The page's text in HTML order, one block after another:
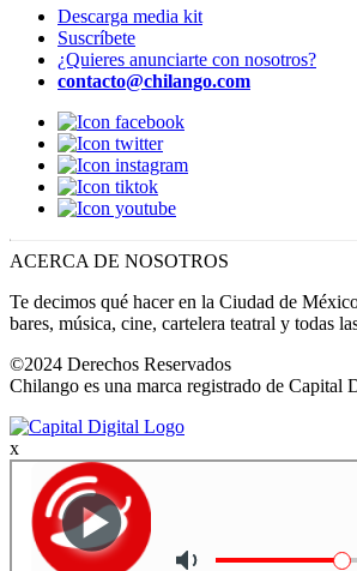
Descarga media kit
Suscríbete
¿Quieres anunciarte con nosotros?
contacto@chilango.com
ACERCA DE NOSOTROS
Te decimos qué hacer en la Ciudad de
bares, música, cine, cartelera teatral y todas
©2024 Derechos Reservados
Chilango es una marca registrado de Capital
x